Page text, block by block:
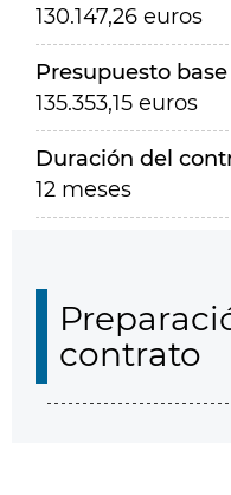
130.147,26 euros
Presupuesto
135.353,15 euros
Duración del
12 meses
contrato